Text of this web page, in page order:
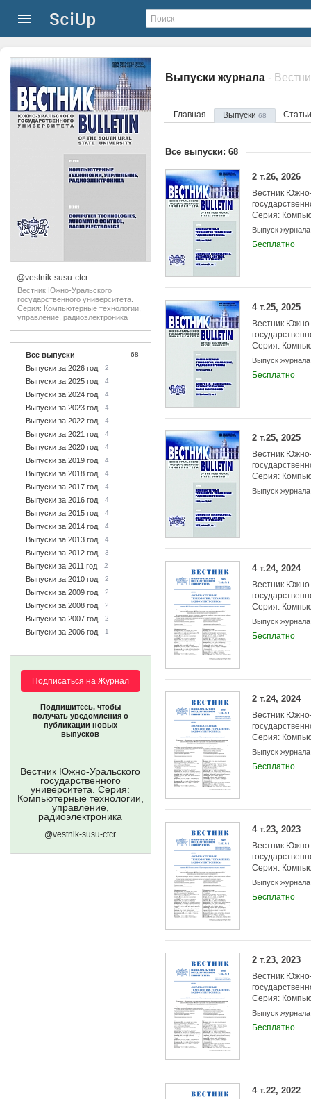
@vestnik-susu-ctcr
Вестник Южно-Уральского
государственного университета.
Серия: Компьютерные технологии,
управление, радиоэлектроника
Все выпуски 68
Выпуски за 2026 год 2
Выпуски за 2025 год 4
Выпуски за 2024 год 4
Выпуски за 2023 год 4
Выпуски за 2022 год 4
Выпуски за 2021 год 4
Выпуски за 2020 год 4
Выпуски за 2019 год 4
Выпуски за 2018 год 4
Выпуски за 2017 год 4
Выпуски за 2016 год 4
Выпуски за 2015 год 4
Выпуски за 2014 год 4
Выпуски за 2013 год 4
Выпуски за 2012 год 3
Выпуски за 2011 год 2
Выпуски за 2010 год 2
Выпуски за 2009 год 2
Выпуски за 2008 год 2
Выпуски за 2007 год 2
Выпуски за 2006 год 1
Подписаться на Журнал
Подпишитесь, чтобы
получать уведомления о
публикации новых
выпусков
Вестник Южно-Уральского
государственного
университета. Серия:
Компьютерные технологии,
управление,
радиоэлектроника
@vestnik-susu-ctcr
Выпуски журнала
Главная Выпуски 68
Все выпуски: 68
2 т.26, 2026
Вестник
Серия:
управление,
Выпуск журнала
Бесплатно
4 т.25, 2025
Вестник
Серия:
управление,
Выпуск журнала
Бесплатно
2 т.25, 2025
Вестник
Серия:
управление,
Выпуск журнала
4 т.24, 2024
Вестник
Серия:
управление,
Выпуск журнала
Бесплатно
2 т.24, 2024
Вестник
Серия:
управление,
Выпуск журнала
Бесплатно
4 т.23, 2023
Вестник
Серия:
управление,
Выпуск журнала
Бесплатно
2 т.23, 2023
Вестник
Серия:
управление,
Выпуск журнала
Бесплатно
4 т.22, 2022